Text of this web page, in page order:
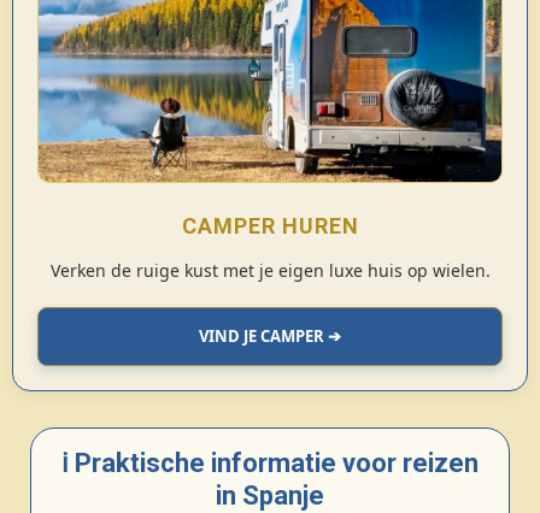
CAMPER HUREN
Verken de ruige kust met je eigen luxe huis op wielen.
VIND JE CAMPER ➔
ℹ️ Praktische informatie voor reizen
in Spanje